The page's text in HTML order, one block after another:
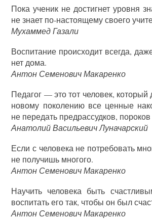
Пока ученик не достигнет уровня
не знает по-настоящему своего
Мухаммед Газали
Воспитание происходит всегда,
нет дома.
Антон Семенович Макаренко
Педагог — это тот человек,
новому поколению все ценные
не передать предрассудков,
Анатолий Васильевич Луначарский
Если с человека не потребовать
не получишь многого.
Антон Семенович Макаренко
Научить человека быть
воспитать его так, чтобы он был
Антон Семенович Макаренко